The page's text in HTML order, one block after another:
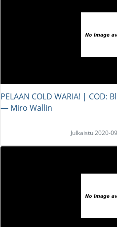
PELAAN COLD WARIA! | COD:
― Miro Wallin
Julkaistu 2020-